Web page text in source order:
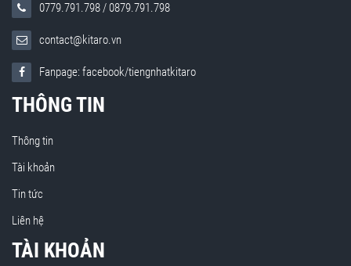
0779.791.798/0879.791.798
contact@kitaro.vn
Fanpage: facebook/tiengnhatkitaro
THÔNG TIN
Thông tin
Tài khoản
Tin tức
Liên hệ
TÀI KHOẢN